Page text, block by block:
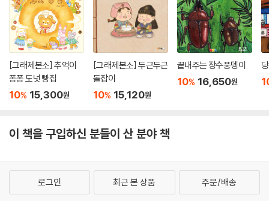
[그래제본소] 추억이
퐁퐁 도넛 빵집
10% 15,300원
[그래제본소] 두근두근
돌잡이
10% 15,120원
끝내주는 장수풍뎅이
10% 16,650원
이 책을 구입하신 분들이 산 분야 책
로그인 최근 본 상품 주문/배송